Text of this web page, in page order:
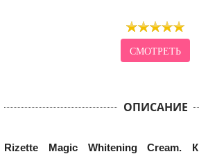
СМОТРЕТЬ
ОПИСАНИЕ
Rizette Magic Whitening Cream.